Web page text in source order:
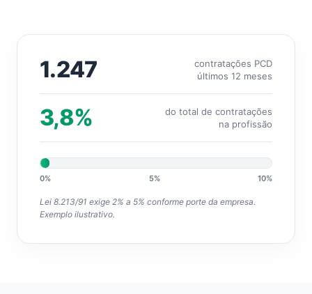
1.247
contratações PCD
últimos 12 meses
3,8%
do total de contratações
na profissão
0% 5% 10%
Lei 8.213/91 exige 2% a 5% conforme porte da empresa.
Exemplo ilustrativo.